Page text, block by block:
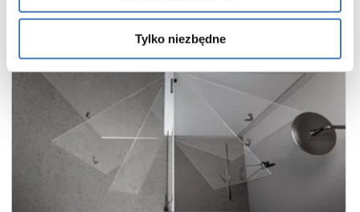
Tylko niezbędne